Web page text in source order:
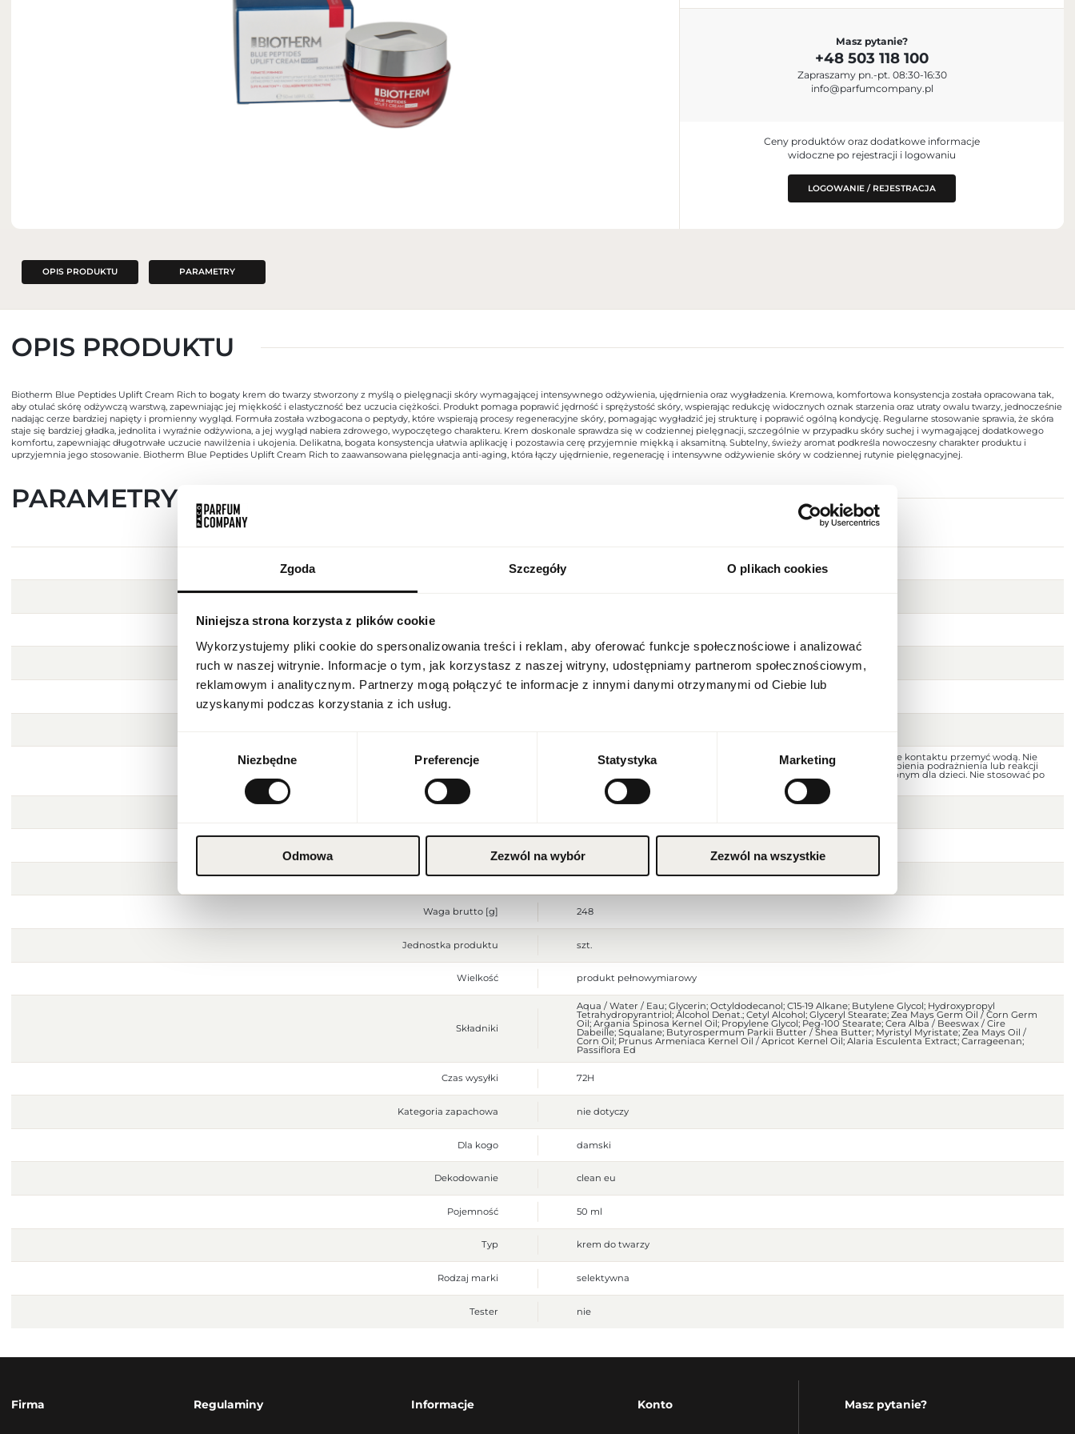
Zgoda Szczegóły O plikach cookies
Niniejsza strona korzysta z plików cookie
Wykorzystujemy pliki cookie do spersonalizowania treści i reklam, aby oferować funkcje społecznościowe i analizować
ruch w naszej witrynie. Informacje o tym, jak korzystasz z naszej witryny, udostępniamy partnerom społecznościowym,
reklamowym i analitycznym. Partnerzy mogą połączyć te informacje z innymi danymi otrzymanymi od Ciebie lub
uzyskanymi podczas korzystania z ich usług.
Niezbędne Preferencje Statystyka Marketing
Odmowa Zezwól na wybór Zezwól na wszystkie
Masz pytanie?
+48 503 118 100
Zapraszamy pn.-pt. 08:30-16:30
info@parfumcompany.pl
Ceny produktów oraz dodatkowe informacje
widoczne po rejestracji i logowaniu
LOGOWANIE / REJESTRACJA
OPIS PRODUKTU PARAMETRY
OPIS PRODUKTU
Biotherm Blue Peptides Uplift Cream Rich to bogaty krem do twarzy stworzony z myślą o pielęgnacji skóry wymagającej intensywnego odżywienia, ujędrnienia oraz wygładzenia. Kremowa, komfortowa konsystencja została opracowana tak,
aby otulać skórę odżywczą warstwą, zapewniając jej miękkość i elastyczność bez uczucia ciężkości. Produkt pomaga poprawić jędrność i sprężystość skóry, wspierając redukcję widocznych oznak starzenia oraz utraty owalu twarzy, jednocześnie
nadając cerze bardziej napięty i promienny wygląd. Formuła została wzbogacona o peptydy, które wspierają procesy regeneracyjne skóry, pomagając wygładzić jej strukturę i poprawić ogólną kondycję. Regularne stosowanie sprawia, że skóra
staje się bardziej gładka, jednolita i wyraźnie odżywiona, a jej wygląd nabiera zdrowego, wypoczętego charakteru. Krem doskonale sprawdza się w codziennej pielęgnacji, szczególnie w przypadku skóry suchej i wymagającej dodatkowego
komfortu, zapewniając długotrwałe uczucie nawilżenia i ukojenia. Delikatna, bogata konsystencja ułatwia aplikację i pozostawia cerę przyjemnie miękką i aksamitną. Subtelny, świeży aromat podkreśla nowoczesny charakter produktu i
uprzyjemnia jego stosowanie. Biotherm Blue Peptides Uplift Cream Rich to zaawansowana pielęgnacja anti-aging, która łączy ujędrnienie, regenerację i intensywne odżywienie skóry w codziennej rutynie pielęgnacyjnej.
PARAMETRY
Kod CN 3304 99 00
Stan opakowania
Wyłącznie do użytku zewnętrznego. Unikać kontaktu z oczami; w razie kontaktu przemyć wodą. Nie
stosować na podrażnioną lub uszkodzoną skórę. W przypadku wystąpienia podrażnienia lub reakcji
alergicznej przerwać stosowanie. Przechowywać w miejscu niedostępnym dla dzieci. Nie stosować po
upływie terminu przydatności. Przechowywać w chłodnym miejscu.
Głębokość opakowania [mm] 70
Waga brutto [g] 248
Jednostka produktu szt.
Wielkość produkt pełnowymiarowy
Składniki
Aqua / Water / Eau; Glycerin; Octyldodecanol; C15-19 Alkane; Butylene Glycol; Hydroxypropyl
Tetrahydropyrantriol; Alcohol Denat.; Cetyl Alcohol; Glyceryl Stearate; Zea Mays Germ Oil / Corn Germ
Oil; Argania Spinosa Kernel Oil; Propylene Glycol; Peg-100 Stearate; Cera Alba / Beeswax / Cire
Dabeille; Squalane; Butyrospermum Parkii Butter / Shea Butter; Myristyl Myristate; Zea Mays Oil /
Corn Oil; Prunus Armeniaca Kernel Oil / Apricot Kernel Oil; Alaria Esculenta Extract; Carrageenan;
Passiflora Ed
Czas wysyłki 72H
Kategoria zapachowa nie dotyczy
Dla kogo damski
Dekodowanie clean eu
Pojemność 50 ml
Typ krem do twarzy
Rodzaj marki selektywna
Tester nie
Firma Regulaminy Informacje Konto Masz pytanie?
USTAWIENIA REGIONALNE
Lokalizacja
Język
ZAPISZ